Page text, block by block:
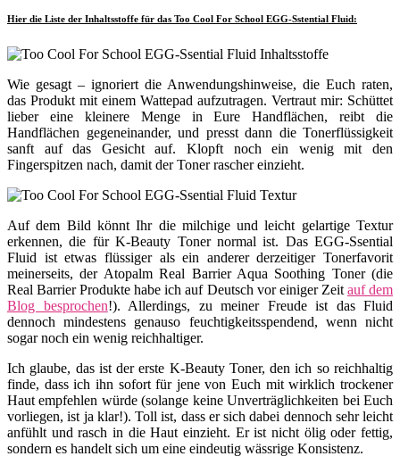
Hier die Liste der Inhaltsstoffe für das Too Cool For School EGG-Sstential Fluid:
Wie gesagt – ignoriert die Anwendungshinweise, die Euch raten,
das Produkt mit einem Wattepad aufzutragen. Vertraut mir: Schüttet
lieber eine kleinere Menge in Eure Handflächen, reibt die
Handflächen gegeneinander, und presst dann die Tonerflüssigkeit
sanft auf das Gesicht auf. Klopft noch ein wenig mit den
Fingerspitzen nach, damit der Toner rascher einzieht.
Auf dem Bild könnt Ihr die milchige und leicht gelartige Textur
erkennen, die für K-Beauty Toner normal ist. Das EGG-Ssential
Fluid ist etwas flüssiger als ein anderer derzeitiger Tonerfavorit
meinerseits, der Atopalm Real Barrier Aqua Soothing Toner (die
Real Barrier Produkte habe ich auf Deutsch vor einiger Zeit auf dem
Blog besprochen!). Allerdings, zu meiner Freude ist das Fluid
dennoch mindestens genauso feuchtigkeitsspendend, wenn nicht
sogar noch ein wenig reichhaltiger.
Ich glaube, das ist der erste K-Beauty Toner, den ich so reichhaltig
finde, dass ich ihn sofort für jene von Euch mit wirklich trockener
Haut empfehlen würde (solange keine Unverträglichkeiten bei Euch
vorliegen, ist ja klar!). Toll ist, dass er sich dabei dennoch sehr leicht
anfühlt und rasch in die Haut einzieht. Er ist nicht ölig oder fettig,
sondern es handelt sich um eine eindeutig wässrige Konsistenz.